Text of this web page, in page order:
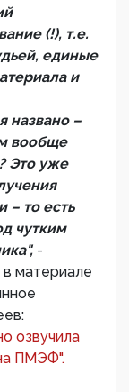
(!), т.е.
единые
и
названо –
вообще
Это уже
– то есть
чутким
-
материале
озвучила
ПМЭФ".